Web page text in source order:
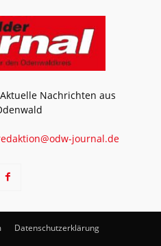
Nachrichten aus
journal.de
Datenschutzerklärung